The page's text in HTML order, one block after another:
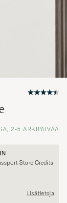
2-5 ARKIPÄIVÄÄ
Store Credits
Lisätietoja